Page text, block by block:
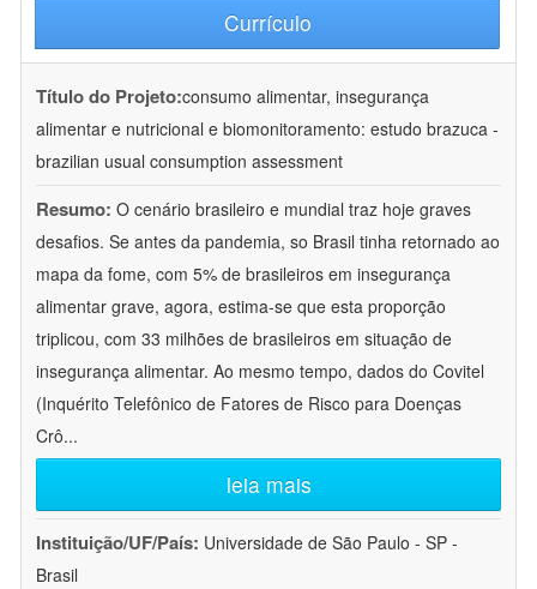
Currículo
Título do Projeto:consumo alimentar, insegurança
alimentar e nutricional e biomonitoramento: estudo brazuca -
brazilian usual consumption assessment
Resumo: O cenário brasileiro e mundial traz hoje graves
desafios. Se antes da pandemia, so Brasil tinha retornado ao
mapa da fome, com 5% de brasileiros em insegurança
alimentar grave, agora, estima-se que esta proporção
triplicou, com 33 milhões de brasileiros em situação de
insegurança alimentar. Ao mesmo tempo, dados do Covitel
(Inquérito Telefônico de Fatores de Risco para Doenças
Crô...
leia mais
Instituição/UF/País: Universidade de São Paulo - SP -
Brasil